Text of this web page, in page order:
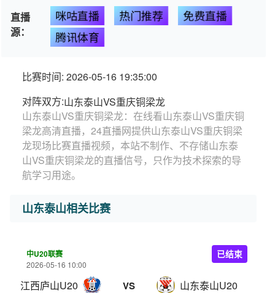
直播
源：
咪咕直播 热门推荐
免费直播
腾讯体育
比赛时间: 2026-05-16 19:35:00
对阵双方:山东泰山VS重庆铜梁龙
山东泰山VS重庆铜梁龙：在线看山东泰山VS重庆铜
梁龙高清直播，24直播网提供山东泰山VS重庆铜梁
龙现场比赛直播视频，本站不制作、不存储山东泰
山VS重庆铜梁龙的直播信号，只作为技术探索的导
航学习用途。
山东泰山相关比赛
中U20联赛
2026-05-16 10:00
江西庐山U20 VS 山东泰山U20
已结束